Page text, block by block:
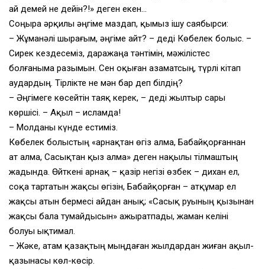
ай демей не дейін?!» деген екен…
Соңыра әрқилы әңгіме маздап, қымыз ішу саябырси:
– Жұманәлі шырағым, әңгіме айт? – деді Көбелек болыс. –
Сирек кездесеміз, даражаңа тәнтімін, мәжілістес
болғаныма разымын. Сен оқыған азаматсың, түрлі кітап
аудардың. Тірлікте не мән бар деп білдің?
– Әңгімеге көсейтін таяқ керек, – деді жылтыр сары
көршісі. – Ақыл – исламда!
– Молданы күнде естиміз.
Көбелек болыстың «Қарнақтан өгіз алма, Бабайқорғаннан
ат алма, Сасықтан қыз алма» деген нақылы тілмаштың
жадында. Өйткені Қарнақ – қазір негізі өзбек – дихан ел,
соқа тартатын жақсы өгізін, Бабайқорған – атқұмар ел
жақсы атын бермесі айдан анық; «Сасық руының қызынан
жақсы бала тумайдысын» ажыратпады, жаман келіні
болуы ықтимал.
– Жәке, атам қазақтың мыңдаған жылдардан жиған ақыл-
қазынасы көл-көсір.